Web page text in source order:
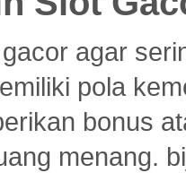
agar
pola
bonus
menang.